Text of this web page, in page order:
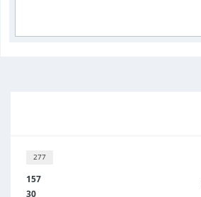
277
157